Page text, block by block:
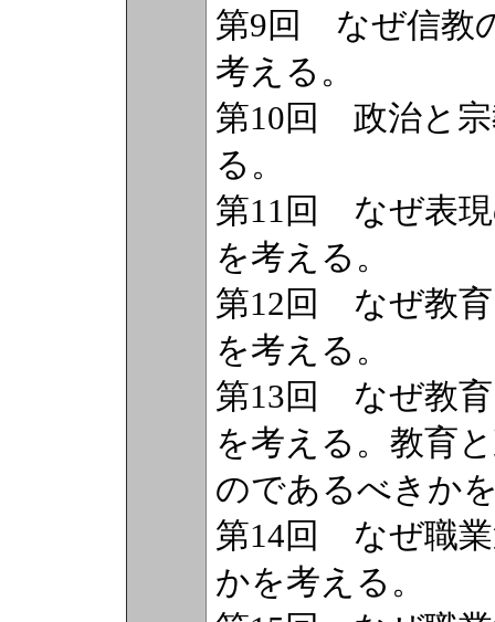
第9回 なぜ信教
考える。
第10回 政治と宗
る。
第11回 なぜ表
を考える。
第12回 なぜ教育
を考える。
第13回 なぜ教育
を考える。教育
のであるべきか
第14回 なぜ職業
かを考える。